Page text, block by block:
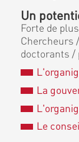
Un
Forte de
Chercheurs
doctorants /
La
Le